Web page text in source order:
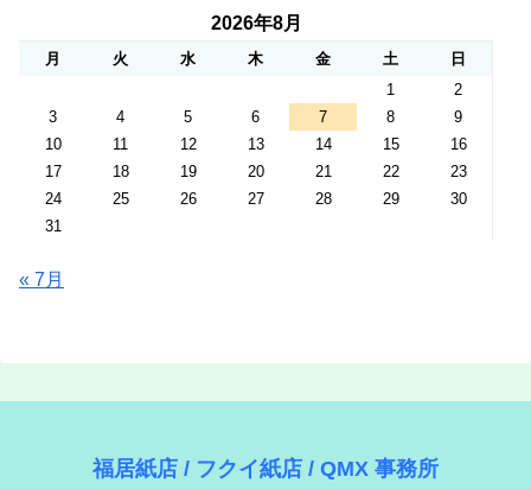
2026年8月
月 火 水 木 金 土
日
1
2
3
4 5 6 7 8
9
10
11 12 13 14 15
16
17
18 19 20 21 22
23
24
25 26 27 28 29
30
31
« 7月
福居紙店 / フクイ紙店 / QMX 事務所